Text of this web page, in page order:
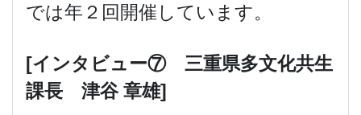
では年２回開催しています。
[インタビュー⑦ 三重県多文化共生
課長 津谷章雄]